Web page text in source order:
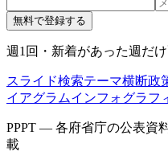
無料で登録する
週1回・新着があった週だ
スライド検索テーマ横断政
イアグラムインフォグラフ
PPPT — 各府省庁の公表資
載